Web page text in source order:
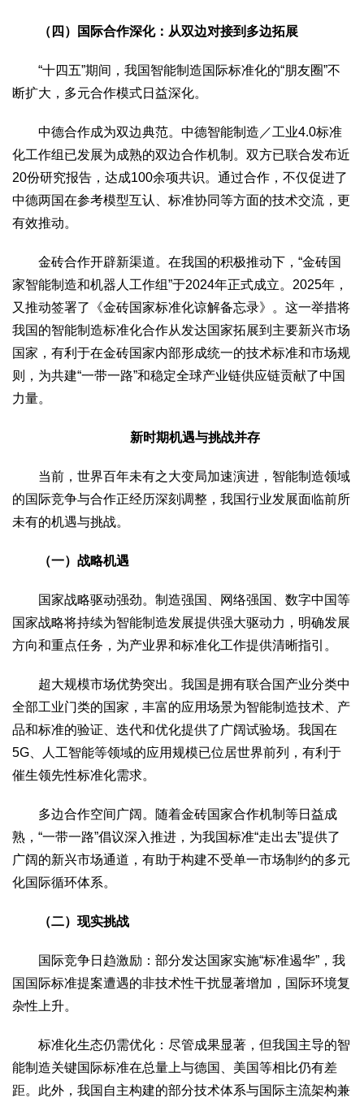
（四）国际合作深化：从双边对接到多边拓展
“十四五”期间，我国智能制造国际标准化的“朋友圈”不
断扩大，多元合作模式日益深化。
中德合作成为双边典范。中德智能制造／工业4.0标准
化工作组已发展为成熟的双边合作机制。双方已联合发布近
20份研究报告，达成100余项共识。通过合作，不仅促进了
中德两国在参考模型互认、标准协同等方面的技术交流，更
有效推动。
金砖合作开辟新渠道。在我国的积极推动下，“金砖国
家智能制造和机器人工作组”于2024年正式成立。2025年，
又推动签署了《金砖国家标准化谅解备忘录》。这一举措将
我国的智能制造标准化合作从发达国家拓展到主要新兴市场
国家，有利于在金砖国家内部形成统一的技术标准和市场规
则，为共建“一带一路”和稳定全球产业链供应链贡献了中国
力量。
新时期机遇与挑战并存
当前，世界百年未有之大变局加速演进，智能制造领域
的国际竞争与合作正经历深刻调整，我国行业发展面临前所
未有的机遇与挑战。
（一）战略机遇
国家战略驱动强劲。制造强国、网络强国、数字中国等
国家战略将持续为智能制造发展提供强大驱动力，明确发展
方向和重点任务，为产业界和标准化工作提供清晰指引。
超大规模市场优势突出。我国是拥有联合国产业分类中
全部工业门类的国家，丰富的应用场景为智能制造技术、产
品和标准的验证、迭代和优化提供了广阔试验场。我国在
5G、人工智能等领域的应用规模已位居世界前列，有利于
催生领先性标准化需求。
多边合作空间广阔。随着金砖国家合作机制等日益成
熟，“一带一路”倡议深入推进，为我国标准“走出去”提供了
广阔的新兴市场通道，有助于构建不受单一市场制约的多元
化国际循环体系。
（二）现实挑战
国际竞争日趋激励：部分发达国家实施“标准遏华”，我
国国际标准提案遭遇的非技术性干扰显著增加，国际环境复
杂性上升。
标准化生态仍需优化：尽管成果显著，但我国主导的智
能制造关键国际标准在总量上与德国、美国等相比仍有差
距。此外，我国自主构建的部分技术体系与国际主流架构兼